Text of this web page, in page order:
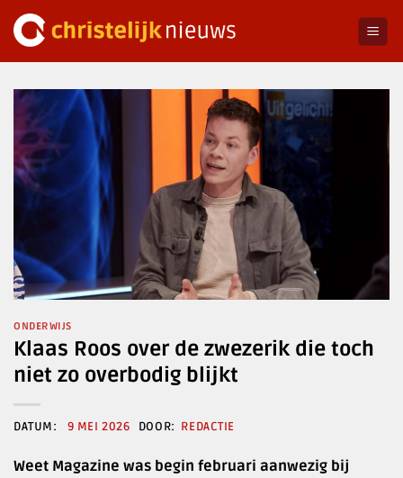
naar
ONDERWIJS
Klaas Roos over de zwezerik die toch
niet zo overbodig blijkt
9 MEI 2026 REDACTIE
Weet Magazine was begin februari aanwezig bij